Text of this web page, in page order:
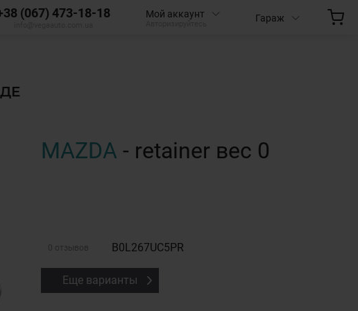
(067) 473-18-18 Мой аккаунт Гараж
MAZDA - retainer вес 0
0 отзывов B0L267UC5PR
Еще варианты